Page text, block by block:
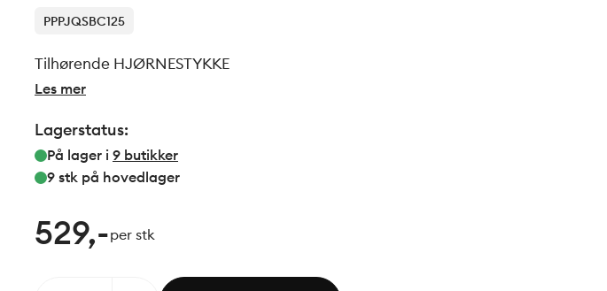
PPPJQSBC125
Tilhørende HJØRNESTYKKE
Les mer
Lagerstatus:
På lager i 9 butikker
9 stk på hovedlager
529,-per stk